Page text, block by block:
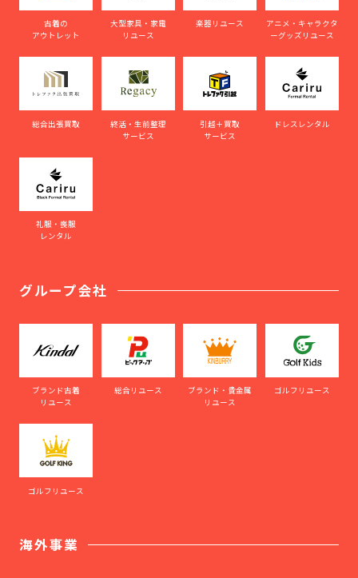
古着の
アウトレット
大型家具・家電
リユース
楽器リユース
アニメ・キャラクタ
ーグッズリユース
総合出張買取
終活・生前整理
サービス
引越＋買取
サービス
ドレスレンタル
礼服・喪服
レンタル
グループ会社
ブランド古着
リユース
総合リユース
ブランド・貴金属
リユース
ゴルフリユース
ゴルフリユース
海外事業